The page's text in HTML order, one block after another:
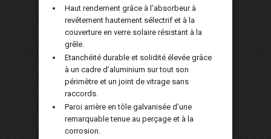
Haut rendement grâce à l’absorbeur à
revêtement hautement sélectrif et à la
couverture en verre solaire résistant à la
grêle.
Etanchéité durable et solidité élevée grâce
à un cadre d’aluminium sur tout son
périmètre et un joint de vitrage sans
raccords.
Paroi arrière en tôle galvanisée d’une
remarquable tenue au perçage et à la
corrosion.